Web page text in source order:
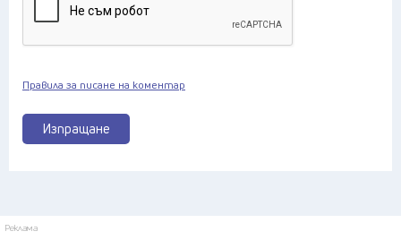
Изпращане
Правила за писане на коментар
Реклама